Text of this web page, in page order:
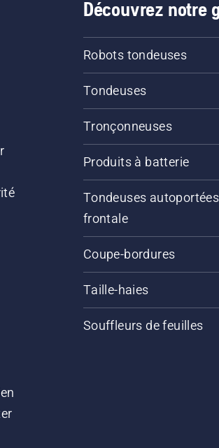
Découvrez notre
Robots tondeuses
Tondeuses
Tronçonneuses
Produits à batterie
Tondeuses
frontale
Coupe-bordures
Taille-haies
Souffleurs de feuilles